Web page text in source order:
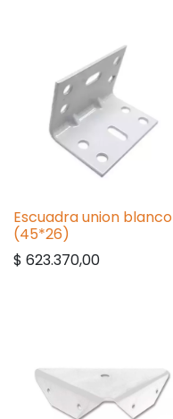
Escuadra union blanco
(45*26)
$ 623.370,00